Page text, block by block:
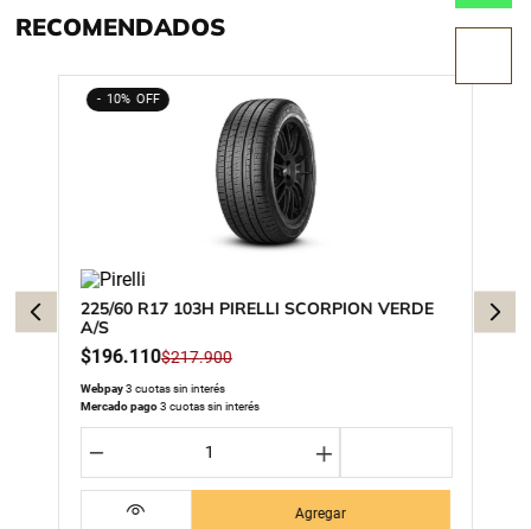
RECOMENDADOS
10%
225/60 R17 103H PIRELLI SCORPION VERDE
A/S
$196.110$217.900
Webpay3 cuotas sin interés
Mercado pago3 cuotas sin interés
＋
－
Agregar